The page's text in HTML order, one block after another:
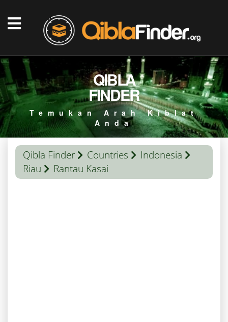
QIBLA
FINDER
Temukan Arah Kiblat
Anda
Qibla Finder Countries
Indonesia
Riau
Rantau Kasai